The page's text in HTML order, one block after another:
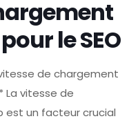
le SEO
de chargement
La vitesse de
est un facteur crucial